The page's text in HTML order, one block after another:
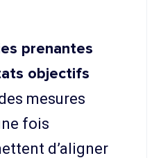
prenantes
objectifs
mesures
fois
d’aligner